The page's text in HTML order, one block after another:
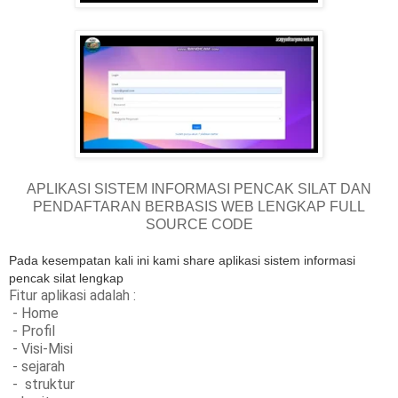
APLIKASI SISTEM INFORMASI PENCAK SILAT DAN
PENDAFTARAN BERBASIS WEB LENGKAP FULL
SOURCE CODE
Pada kesempatan kali ini kami share aplikasi sistem informasi
pencak silat lengkap
Fitur aplikasi adalah :
- Home
- Profil
- Visi-Misi
- sejarah
- struktur